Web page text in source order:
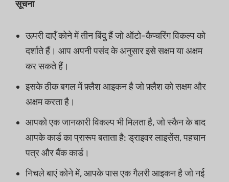
सूचना
ऊपरी दाएँ कोने में तीन बिंदु हैं जो ऑटो-कैप्चरिंग विकल्प को
दर्शाते हैं। आप अपनी पसंद के अनुसार इसे सक्षम या अक्षम
कर सकते हैं।
इसके ठीक बगल में फ़्लैश आइकन है जो फ़्लैश को सक्षम और
अक्षम करता है।
आपको एक जानकारी विकल्प भी मिलता है, जो स्कैन के बाद
आपके कार्ड का प्रारूप बताता है: ड्राइवर लाइसेंस, पहचान
पत्र और बैंक कार्ड।
निचले बाएं कोने में, आपके पास एक गैलरी आइकन है जो नई